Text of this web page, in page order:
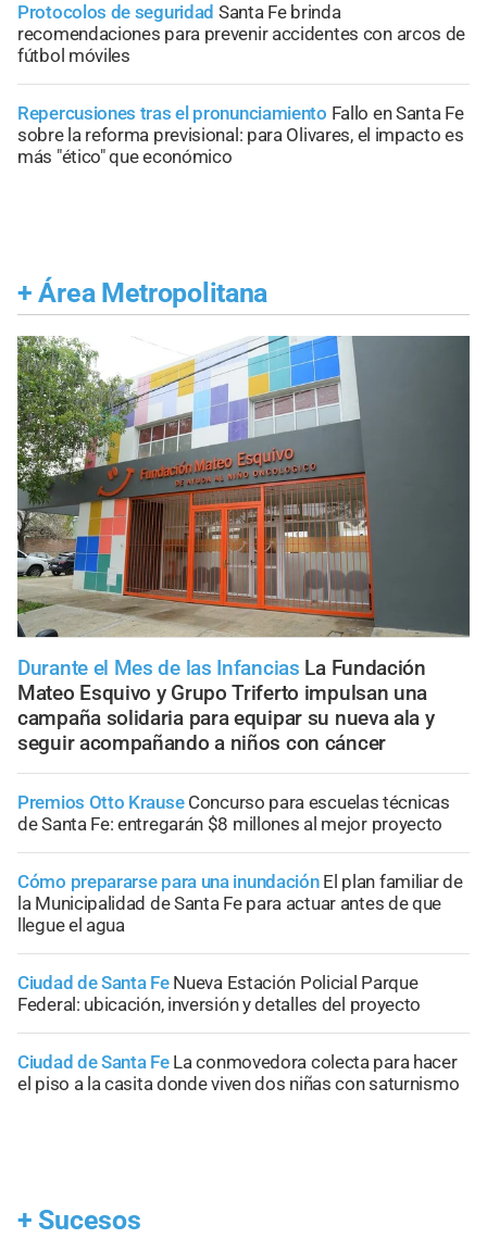
Protocolos de seguridad Santa Fe brinda
recomendaciones para prevenir accidentes con arcos de
fútbol móviles
Repercusiones tras el pronunciamiento Fallo en Santa Fe
sobre la reforma previsional: para Olivares, el impacto es
más "ético" que económico
+ Área Metropolitana
Durante el Mes de las Infancias La Fundación
Mateo Esquivo y Grupo Triferto impulsan una
campaña solidaria para equipar su nueva ala y
seguir acompañando a niños con cáncer
Premios Otto Krause Concurso para escuelas técnicas
de Santa Fe: entregarán $8 millones al mejor proyecto
Cómo prepararse para una inundación El plan familiar de
la Municipalidad de Santa Fe para actuar antes de que
llegue el agua
Ciudad de Santa Fe Nueva Estación Policial Parque
Federal: ubicación, inversión y detalles del proyecto
Ciudad de Santa Fe La conmovedora colecta para hacer
el piso a la casita donde viven dos niñas con saturnismo
+ Sucesos